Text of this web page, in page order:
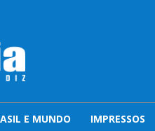
E MUNDO IMPRESSOS